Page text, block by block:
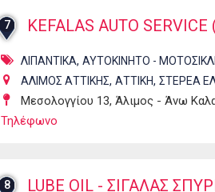
7 KEFALAS AUTO
ΛΙΠΑΝΤΙΚΑ, ΑΥΤΟΚΙΝΗΤΟ -
ΑΛΙΜΟΣ ΑΤΤΙΚΗΣ, ΑΤΤΙΚΗ, ΣΤΕΡΕΑ
Μεσολογγίου 13, Άλιμος - Άνω
Τηλέφωνο
8 LUBE OIL - ΣΙΓΑΛΑΣ